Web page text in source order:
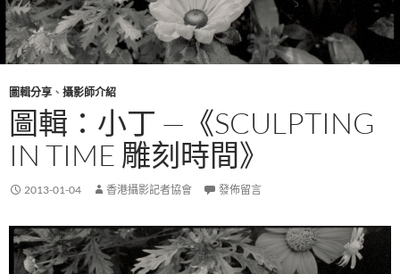
圖輯分享 、 攝影師介紹
圖輯：小丁 —《SCULPTING
IN TIME 雕刻時間》
2013-01-04 香港攝影記者協會 發佈留言